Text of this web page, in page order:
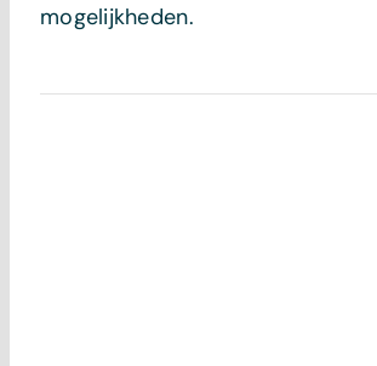
mogelijkheden.